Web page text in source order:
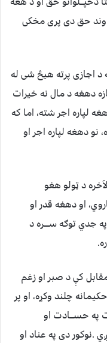
حق دی پری مخکی
د اجازی پرته هیڅ شی له
دهغه د مال نه خیرات
لپاره اجر شته، اما که
دهغه لپاره اجر او
د ټولو هغو
او دهغه قدر او
جدي توګه ســــره د
مقابل کې د صبر او زغم
چلند وکړه، او پر
په حســـادت او
.نوکور دی په عناد او